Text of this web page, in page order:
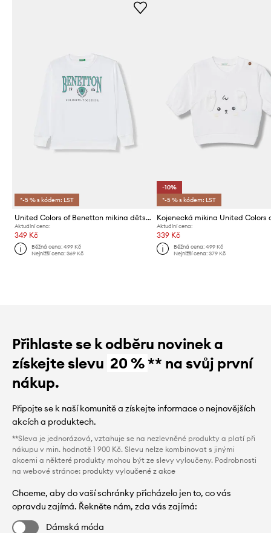
*-5 % s kódem: LST
United Colors of Benetton mikina dětská bavlněná
Aktuální cena:
349 Kč
Běžná cena:499 Kč
Nejnižší cena:369 Kč
-10%
*-5 % s kódem: LST
Aktuální cena:
339 Kč
Běžná cena: 499 Kč
Nejnižší cena: 379 Kč
Přihlaste se k odběru novinek a
získejte slevu 20 %** na svůj první
nákup.
Připojte se k naší komunitě a získejte informace o nejnovějších
akcích a produktech.
**Sleva je jednorázová, vztahuje se na nezlevněné produkty a platí při
nákupu v min. hodnotě 1 900 Kč. Slevu nelze kombinovat s jinými
akcemi a některé produkty mohou být ze slevy vyloučeny. Podrobnosti
na webové stránce: produkty vyloučené z akce
Chceme, aby do vaší schránky přicházelo jen to, co vás
opravdu zajímá. Řekněte nám, zda vás zajímá:
Dámská móda